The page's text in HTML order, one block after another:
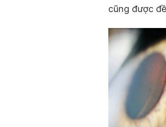
cũng được